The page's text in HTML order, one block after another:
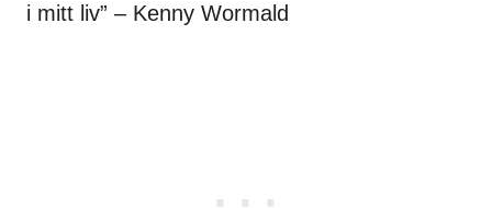
i mitt liv” – Kenny Wormald